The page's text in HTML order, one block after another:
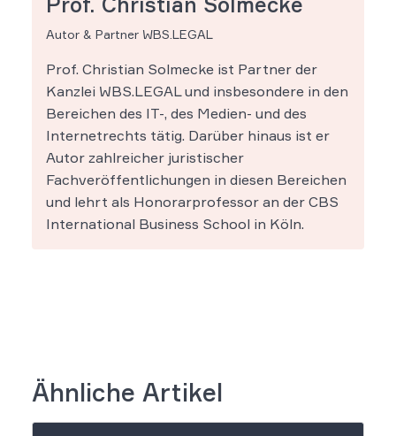
Autor & Partner WBS.LEGAL
Prof. Christian Solmecke ist Partner der
Kanzlei WBS.LEGAL und insbesondere in den
Bereichen des IT-, des Medien- und des
Internetrechts tätig. Darüber hinaus ist er
Autor zahlreicher juristischer
Fachveröffentlichungen in diesen Bereichen
und lehrt als Honorarprofessor an der CBS
International Business School in Köln.
Ähnliche Artikel